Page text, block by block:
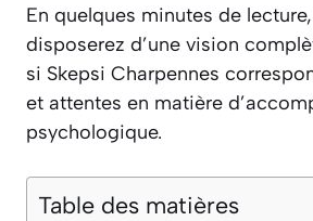
En quelques minutes de
disposerez d’une vision
si Skepsi Charpennes
et attentes en matière
psychologique.
Table des matières